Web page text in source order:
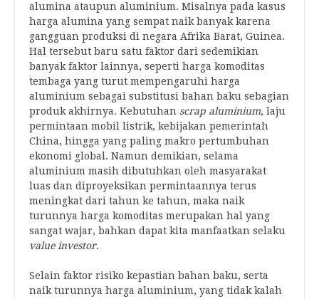
alumina ataupun aluminium. Misalnya pada kasus
harga alumina yang sempat naik banyak karena
gangguan produksi di negara Afrika Barat, Guinea.
Hal tersebut baru satu faktor dari sedemikian
banyak faktor lainnya, seperti harga komoditas
tembaga yang turut mempengaruhi harga
aluminium sebagai substitusi bahan baku sebagian
produk akhirnya. Kebutuhan scrap aluminium, laju
permintaan mobil listrik, kebijakan pemerintah
China, hingga yang paling makro pertumbuhan
ekonomi global. Namun demikian, selama
aluminium masih dibutuhkan oleh masyarakat
luas dan diproyeksikan permintaannya terus
meningkat dari tahun ke tahun, maka naik
turunnya harga komoditas merupakan hal yang
sangat wajar, bahkan dapat kita manfaatkan selaku
value investor.
Selain faktor risiko kepastian bahan baku, serta
naik turunnya harga aluminium, yang tidak kalah